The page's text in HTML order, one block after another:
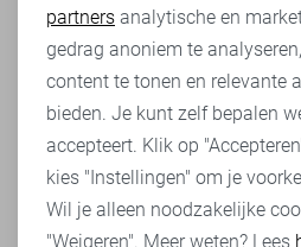
Ontdek nu
Heb je dit al eens
Marketing cookies
partners analytische en
gedrag anoniem te
content te tonen en relevante
bieden. Je kunt zelf bepalen
accepteert. Klik op
kies "Instellingen" om je
Wil je alleen noodzakelijke
"Weigeren". Meer weten? Lees